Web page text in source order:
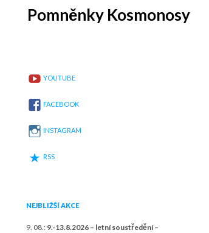
Pomněnky Kosmonosy
Search
YOUTUBE
FACEBOOK
INSTAGRAM
RSS
NEJBLIŽŠÍ AKCE
9. 08.: 9.-13.8.2026 – letní soustředění –